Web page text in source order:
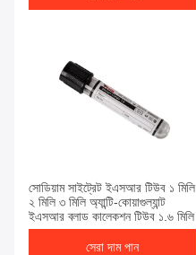
সোডিয়াম সাইট্রেট ইএসআর টিউব ১ মিলি
২ মিলি ৩ মিলি অ্যান্টি-কোয়াগুল্যান্ট
ইএসআর ব্লাড কালেকশন টিউব ১.৬ মিলি
সেরা দাম পান